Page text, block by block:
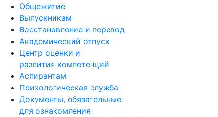
Общежитие
Выпускникам
Восстановление и перевод
Академический отпуск
Центр оценки и
развития компетенций
Аспирантам
Психологическая служба
Документы, обязательные
для ознакомления